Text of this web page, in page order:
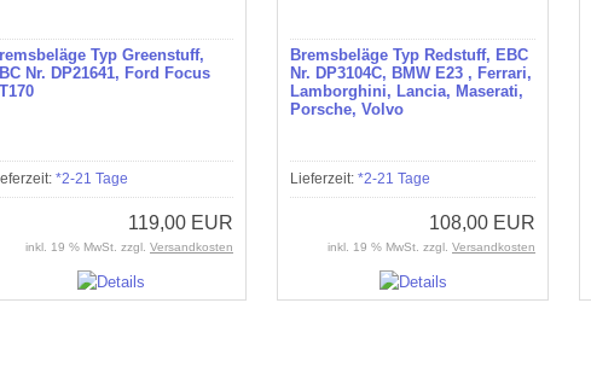
Typ Greenstuff,
Nr. DP21641, Ford Focus
*2-21 Tage
119,00 EUR
inkl. 19 % MwSt. zzgl. Versandkosten
Bremsbeläge Typ Redstuff, EBC
Nr. DP3104C, BMW E23 , Ferrari,
Lamborghini, Lancia, Maserati,
Porsche, Volvo
Lieferzeit: *2-21 Tage
108,00 EUR
inkl. 19 % MwSt. zzgl. Versandkosten